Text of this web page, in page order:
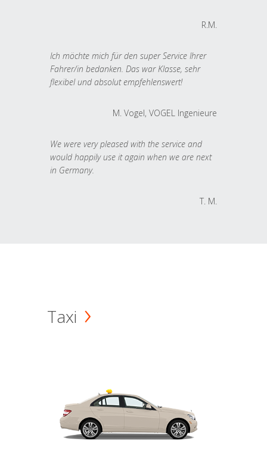
R.M.
Ich möchte mich für den super Service Ihrer
Fahrer/in bedanken. Das war Klasse, sehr
flexibel und absolut empfehlenswert!
M. Vogel, VOGEL Ingenieure
We were very pleased with the service and
would happily use it again when we are next
in Germany.
T. M.
Taxi